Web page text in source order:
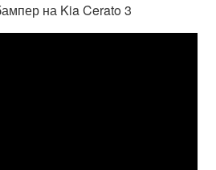
на Kia Cerato 3